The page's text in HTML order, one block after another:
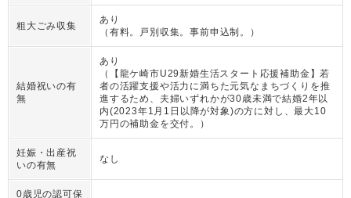
粗大ごみ収集
あり
（ 有料。戸別収集。事前申込制。 ）
結婚祝いの有
無
あり
（
【龍ケ崎市U29新婚生活スタート応援補助金】若
者の活躍支援や活力に満ちた元気なまちづくりを推
進するため、夫婦いずれかが30歳未満で結婚2年以
内(2023年1月1日以降が対象)の方に対し、最大10
万円の補助金を交付。
）
妊娠・出産祝
いの有無
なし
0歳児の認可保